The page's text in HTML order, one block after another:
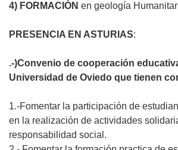
4) FORMACIÓN en geología
PRESENCIA EN ASTURIAS:
.-)Convenio de cooperación
Universidad de Oviedo que tienen
1.-Fomentar la participación de
en la realización de actividades
responsabilidad social.